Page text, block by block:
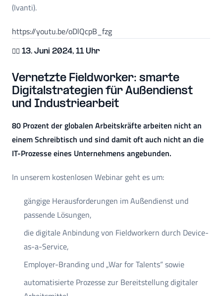
(Ivanti).
https://youtu.be/oDlQcpB_fzg
👷‍♀️ 13. Juni 2024, 11 Uhr
Vernetzte Fieldworker: smarte
Digitalstrategien für Außendienst
und Industriearbeit
80 Prozent der globalen Arbeitskräfte arbeiten nicht an
einem Schreibtisch und sind damit oft auch nicht an die
IT-Prozesse eines Unternehmens angebunden.
In unserem kostenlosen Webinar geht es um:
gängige Herausforderungen im Außendienst und
passende Lösungen,
die digitale Anbindung von Fieldworkern durch Device-
as-a-Service,
Employer-Branding und „War for Talents“ sowie
automatisierte Prozesse zur Bereitstellung digitaler